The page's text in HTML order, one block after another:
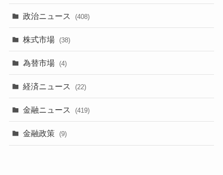
政治ニュース (408)
株式市場 (38)
為替市場 (4)
経済ニュース (22)
金融ニュース (419)
金融政策 (9)